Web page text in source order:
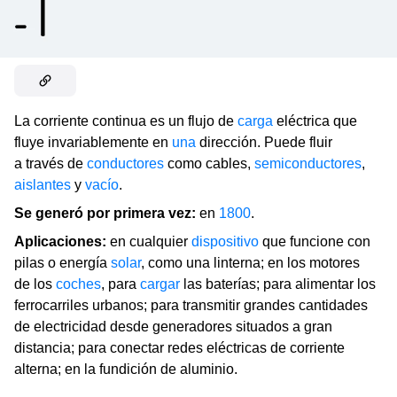
La corriente continua es un flujo de carga eléctrica que
fluye invariablemente en una dirección. Puede fluir
a través de conductores como cables, semiconductores,
aislantes y vacío.
Se generó por primera vez: en 1800.
Aplicaciones: en cualquier dispositivo que funcione con
pilas o energía solar, como una linterna; en los motores
de los coches, para cargar las baterías; para alimentar los
ferrocarriles urbanos; para transmitir grandes cantidades
de electricidad desde generadores situados a gran
distancia; para conectar redes eléctricas de corriente
alterna; en la fundición de aluminio.